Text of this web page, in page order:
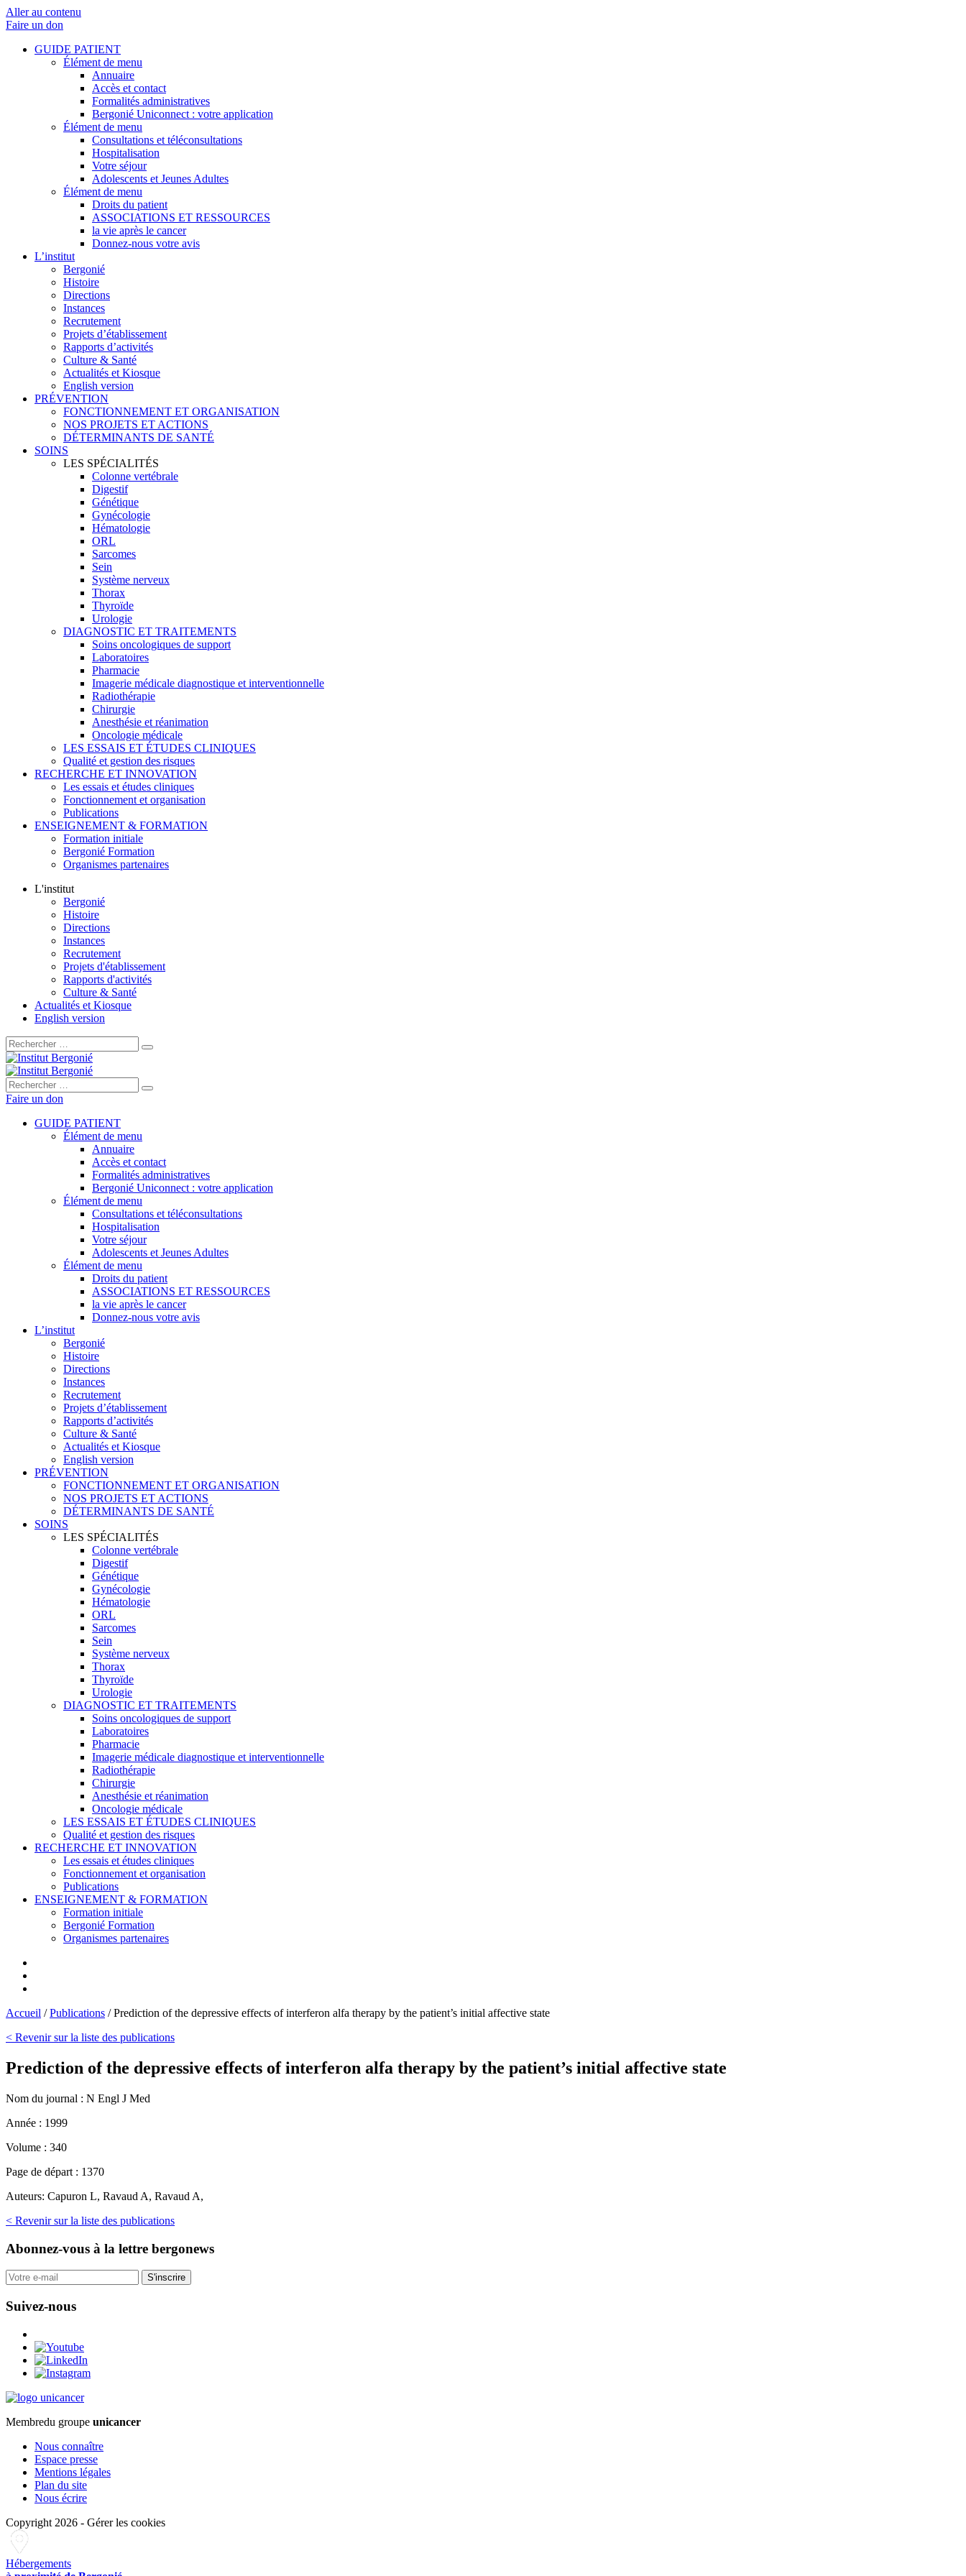
Aller au contenu
Faire un don
GUIDE PATIENT
Élément de menu
Annuaire
Accès et contact
Formalités administratives
Bergonié Uniconnect : votre application
Élément de menu
Consultations et téléconsultations
Hospitalisation
Votre séjour
Adolescents et Jeunes Adultes
Élément de menu
Droits du patient
ASSOCIATIONS ET RESSOURCES
la vie après le cancer
Donnez-nous votre avis
L’institut
Bergonié
Histoire
Directions
Instances
Recrutement
Projets d’établissement
Rapports d’activités
Culture & Santé
Actualités et Kiosque
English version
PRÉVENTION
FONCTIONNEMENT ET ORGANISATION
NOS PROJETS ET ACTIONS
DÉTERMINANTS DE SANTÉ
SOINS
LES SPÉCIALITÉS
Colonne vertébrale
Digestif
Génétique
Gynécologie
Hématologie
ORL
Sarcomes
Sein
Système nerveux
Thorax
Thyroïde
Urologie
DIAGNOSTIC ET TRAITEMENTS
Soins oncologiques de support
Laboratoires
Pharmacie
Imagerie médicale diagnostique et interventionnelle
Radiothérapie
Chirurgie
Anesthésie et réanimation
Oncologie médicale
LES ESSAIS ET ÉTUDES CLINIQUES
Qualité et gestion des risques
RECHERCHE ET INNOVATION
Les essais et études cliniques
Fonctionnement et organisation
Publications
ENSEIGNEMENT & FORMATION
Formation initiale
Bergonié Formation
Organismes partenaires
L'institut
Bergonié
Histoire
Directions
Instances
Recrutement
Projets d'établissement
Rapports d'activités
Culture & Santé
Actualités et Kiosque
English version
Rechercher :
Rechercher :
Faire un don
GUIDE PATIENT
Élément de menu
Annuaire
Accès et contact
Formalités administratives
Bergonié Uniconnect : votre application
Élément de menu
Consultations et téléconsultations
Hospitalisation
Votre séjour
Adolescents et Jeunes Adultes
Élément de menu
Droits du patient
ASSOCIATIONS ET RESSOURCES
la vie après le cancer
Donnez-nous votre avis
L’institut
Bergonié
Histoire
Directions
Instances
Recrutement
Projets d’établissement
Rapports d’activités
Culture & Santé
Actualités et Kiosque
English version
PRÉVENTION
FONCTIONNEMENT ET ORGANISATION
NOS PROJETS ET ACTIONS
DÉTERMINANTS DE SANTÉ
SOINS
LES SPÉCIALITÉS
Colonne vertébrale
Digestif
Génétique
Gynécologie
Hématologie
ORL
Sarcomes
Sein
Système nerveux
Thorax
Thyroïde
Urologie
DIAGNOSTIC ET TRAITEMENTS
Soins oncologiques de support
Laboratoires
Pharmacie
Imagerie médicale diagnostique et interventionnelle
Radiothérapie
Chirurgie
Anesthésie et réanimation
Oncologie médicale
LES ESSAIS ET ÉTUDES CLINIQUES
Qualité et gestion des risques
RECHERCHE ET INNOVATION
Les essais et études cliniques
Fonctionnement et organisation
Publications
ENSEIGNEMENT & FORMATION
Formation initiale
Bergonié Formation
Organismes partenaires
Accueil /Publications /Prediction of the depressive effects of interferon alfa therapy by the patient’s initial affective state
< Revenir sur la liste des publications
Prediction of the depressive effects of interferon alfa therapy by the patient’s initial affective state
Nom du journal : N Engl J Med
Année : 1999
Volume : 340
Page de départ : 1370
Auteurs: Capuron L, Ravaud A, Ravaud A,
< Revenir sur la liste des publications
Abonnez-vous à la lettre bergonews
S'inscrire
Suivez-nous
Membredu groupe unicancer
Nous connaître
Espace presse
Mentions légales
Plan du site
Nous écrire
Copyright 2026 - Gérer les cookies
Hébergements